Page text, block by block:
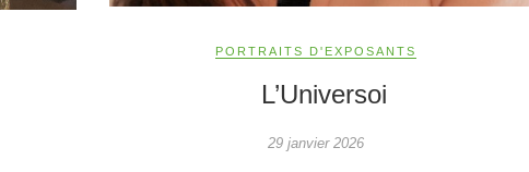
PORTRAITS D'EXPOSANTS
L’Universoi
29 janvier 2026